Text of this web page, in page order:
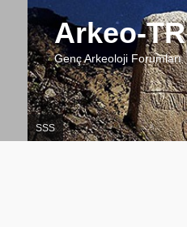
Arkeo-TR
Genç Arkeoloji Forumları
SSS